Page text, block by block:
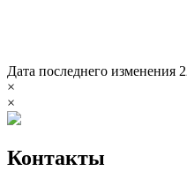
Дата последнего изменения
×
×
Контакты